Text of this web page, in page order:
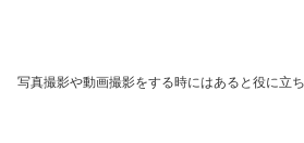
写真撮影や動画撮影をする時にはあると役に立ち